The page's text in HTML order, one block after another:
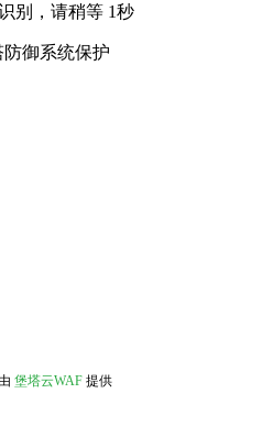
别，请稍等 1秒
御系统保护
堡塔云WAF 提供